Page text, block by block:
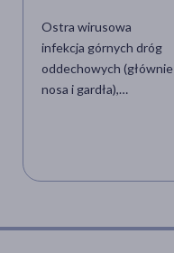
Ostra wirusowa
infekcja górnych dróg
oddechowych (głównie
nosa i gardła),
chorobowych w